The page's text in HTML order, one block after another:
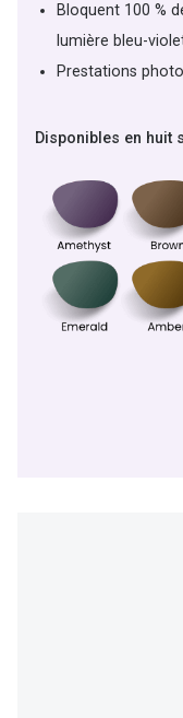
Bloquent 100 %
lumière bleu-
Prestations
Disponibles en huit